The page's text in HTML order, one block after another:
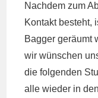
Nachdem zum
Kontakt besteht,
Bagger geräumt
wir wünschen
die folgenden
alle wieder in